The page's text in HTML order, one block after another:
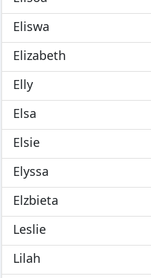
Eliswa
Elizabeth
Elly
Elsa
Elsie
Elyssa
Elzbieta
Leslie
Lilah